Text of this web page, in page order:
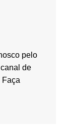
pelo
de
Faça